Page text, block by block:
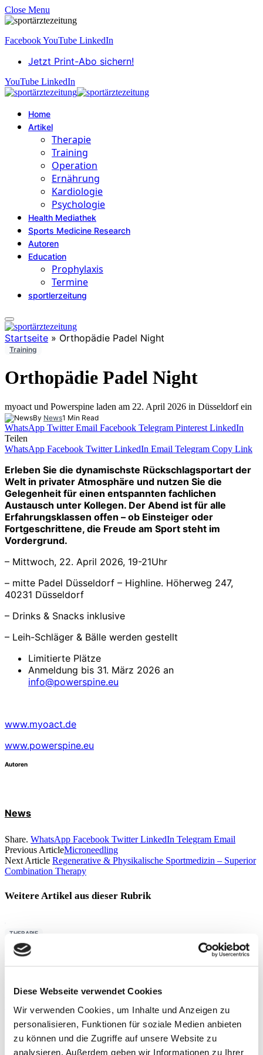
Diese Webseite verwendet Cookies
Wir verwenden Cookies, um Inhalte und Anzeigen zu
personalisieren, Funktionen für soziale Medien anbieten
zu können und die Zugriffe auf unsere Website zu
analysieren. Außerdem geben wir Informationen zu Ihrer
Close Menu
FacebookYouTube LinkedIn
Jetzt Print-Abo sichern!
YouTube LinkedIn
Home
Artikel
Therapie
Training
Operation
Ernährung
Kardiologie
Psychologie
Health Mediathek
Sports Medicine Research
Autoren
Education
Prophylaxis
Termine
sportlerzeitung
Startseite » Orthopädie Padel Night
Training
Orthopädie Padel Night
myoact und Powerspine laden am 22. April 2026 in Düsseldorf ein
By News1 Min Read
WhatsApp Twitter Email Facebook Telegram Pinterest LinkedIn
Teilen
WhatsApp Facebook Twitter LinkedIn Email Telegram Copy Link
Erleben Sie die dynamischste Rückschlagsportart der
Welt in privater Atmosphäre und nutzen Sie die
Gelegenheit für einen entspannten fachlichen
Austausch unter Kollegen. Der Abend ist für alle
Erfahrungsklassen offen – ob Einsteiger oder
Fortgeschrittene, die Freude am Sport steht im
Vordergrund.
– Mittwoch, 22. April 2026, 19-21Uhr
– mitte Padel Düsseldorf – Highline. Höherweg 247,
40231 Düsseldorf
– Drinks & Snacks inklusive
– Leih-Schläger & Bälle werden gestellt
Limitierte Plätze
Anmeldung bis 31. März 2026 an
info@powerspine.eu
www.myoact.de
www.powerspine.eu
Autoren
News
Share. WhatsApp Facebook Twitter LinkedIn Telegram Email
Previous ArticleMicroneedling
Next Article Regenerative & Physikalische Sportmedizin – Superior
Combination Therapy
Weitere Artikel aus dieser Rubrik
THERAPIE
Präoperative Trainingstherapie
med. Christoph Offerhaus, Alexander Glowa
Sportwiss. Christiane Wilke
TRAINING
Sport mit Hüft- oder Knieprothese